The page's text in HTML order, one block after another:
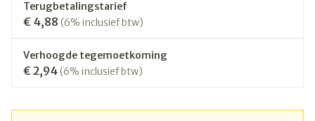
Terugbetalingstarief
€ 4,88 (6% inclusief btw)
Verhoogde tegemoetkoming
€ 2,94(6% inclusief btw)